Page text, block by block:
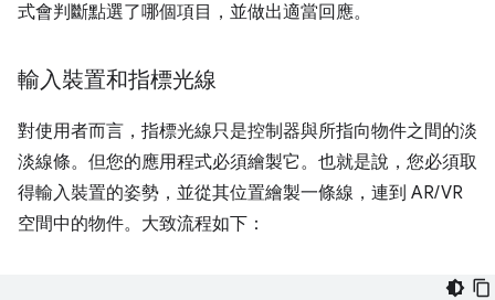
式會判斷點選了哪個項目，並做出適當回應。
輸入裝置和指標光線
對使用者而言，指標光線只是控制器與所指向物件之間的淡
淡線條。但您的應用程式必須繪製它。也就是說，您必須取
得輸入裝置的姿勢，並從其位置繪製一條線，連到 AR/VR
空間中的物件。大致流程如下：